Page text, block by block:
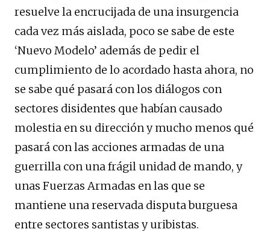
resuelve la encrucijada de una insurgencia
cada vez más aislada, poco se sabe de este
‘Nuevo Modelo’ además de pedir el
cumplimiento de lo acordado hasta ahora, no
se sabe qué pasará con los diálogos con
sectores disidentes que habían causado
molestia en su dirección y mucho menos qué
pasará con las acciones armadas de una
guerrilla con una frágil unidad de mando, y
unas Fuerzas Armadas en las que se
mantiene una reservada disputa burguesa
entre sectores santistas y uribistas.